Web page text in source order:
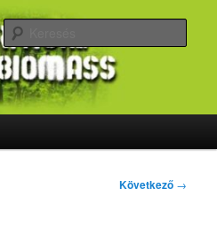
Következő →